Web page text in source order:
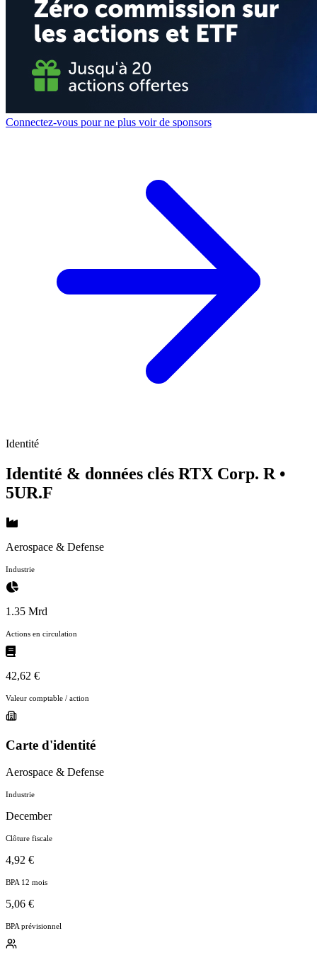
Connectez-vous pour ne plus voir de sponsors
Identité
Identité & données clés RTX Corp. R •
5UR.F
Aerospace & Defense
Industrie
1.35 Mrd
Actions en circulation
42,62 €
Valeur comptable / action
Carte d'identité
Aerospace & Defense
Industrie
December
Clôture fiscale
4,92 €
BPA 12 mois
5,06 €
BPA prévisionnel